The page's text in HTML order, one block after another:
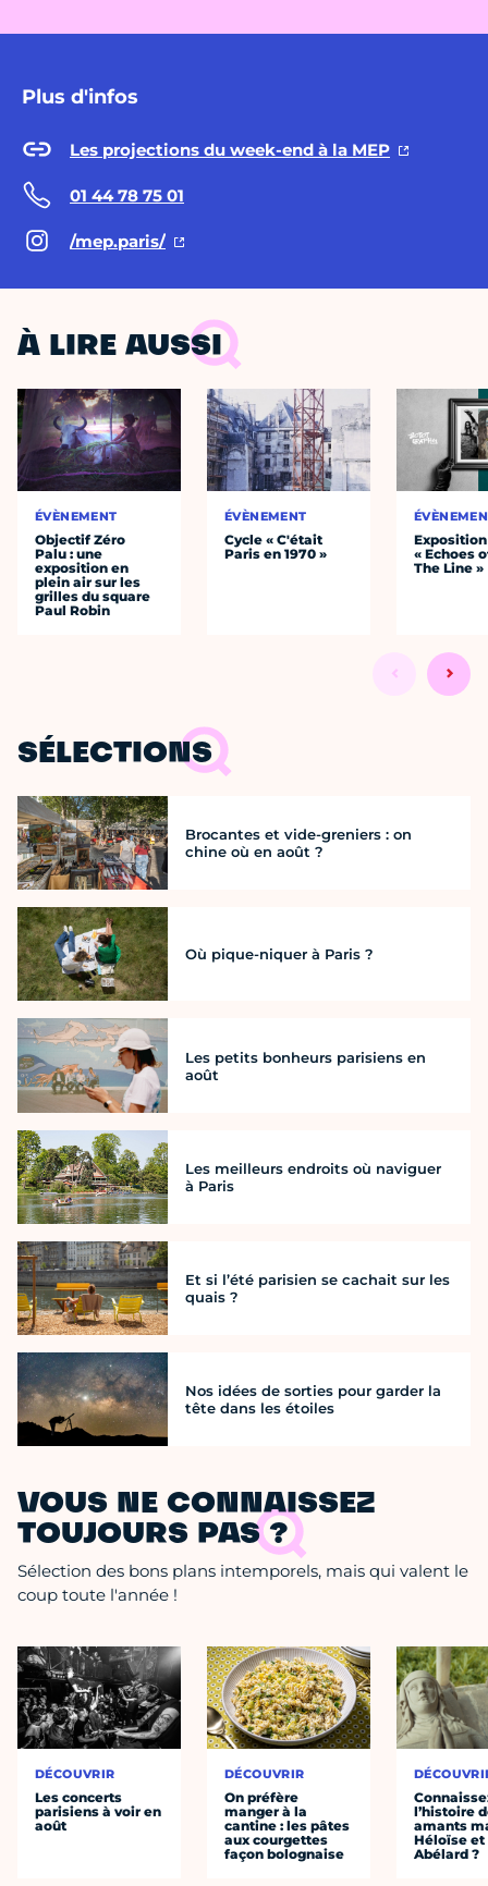
Plus d'infos
Les projections du week-end à la MEP
01 44 78 75 01
/mep.paris/
À LIRE AUSSI
ÉVÈNEMENT
Objectif Zéro
Palu : une
exposition en
plein air sur les
grilles du square
Paul Robin
ÉVÈNEMENT
Cycle « C'était
Paris en 1970 »
Exposition
« Echoes
The Line »
SÉLECTIONS
Brocantes et vide-greniers : on
chine où en août ?
Où pique-niquer à Paris ?
Les petits bonheurs parisiens en
août
Les meilleurs endroits où naviguer
à Paris
Et si l’été parisien se cachait sur les
quais ?
Nos idées de sorties pour garder la
tête dans les étoiles
VOUS NE CONNAISSEZ
TOUJOURS PAS ?
Sélection des bons plans intemporels, mais qui valent le
coup toute l'année !
DÉCOUVRIR
Les concerts
parisiens à voir en
août
DÉCOUVRIR
On préfère
manger à la
cantine : les pâtes
aux courgettes
façon bolognaise
l’histoire
amants
Héloïse et
Abélard ?